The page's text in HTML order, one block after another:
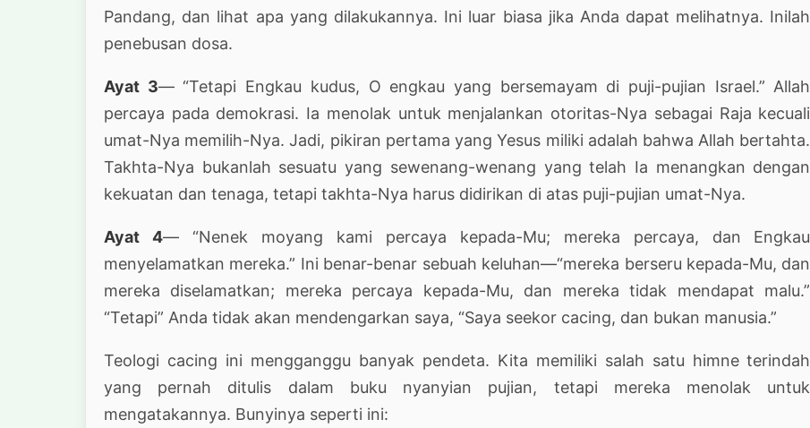
Pandang, dan lihat apa yang dilakukannya. Ini luar biasa jika Anda dapat melihatnya. Inilah
penebusan dosa.
Ayat 3— “Tetapi Engkau kudus, O engkau yang bersemayam di puji-pujian Israel.” Allah
percaya pada demokrasi. Ia menolak untuk menjalankan otoritas-Nya sebagai Raja kecuali
umat-Nya memilih-Nya. Jadi, pikiran pertama yang Yesus miliki adalah bahwa Allah bertahta.
Takhta-Nya bukanlah sesuatu yang sewenang-wenang yang telah Ia menangkan dengan
kekuatan dan tenaga, tetapi takhta-Nya harus didirikan di atas puji-pujian umat-Nya.
Ayat 4— “Nenek moyang kami percaya kepada-Mu; mereka percaya, dan Engkau
menyelamatkan mereka.” Ini benar-benar sebuah keluhan—“mereka berseru kepada-Mu, dan
mereka diselamatkan; mereka percaya kepada-Mu, dan mereka tidak mendapat malu.”
“Tetapi” Anda tidak akan mendengarkan saya, “Saya seekor cacing, dan bukan manusia.”
Teologi cacing ini mengganggu banyak pendeta. Kita memiliki salah satu himne terindah
yang pernah ditulis dalam buku nyanyian pujian, tetapi mereka menolak untuk
mengatakannya. Bunyinya seperti ini: